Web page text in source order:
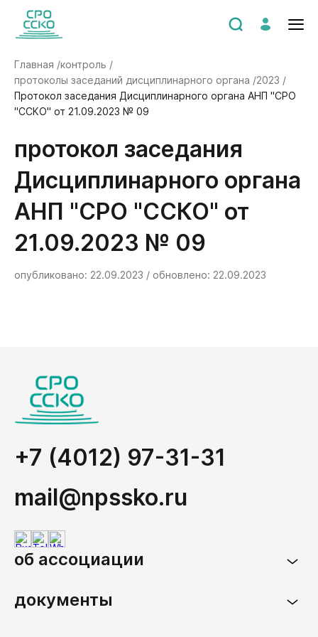
Главная /контроль /
протоколы заседаний дисциплинарного органа /2023 /
Протокол заседания Дисциплинарного органа АНП "СРО
"ССКО" от 21.09.2023 № 09
Протокол заседания
Дисциплинарного органа
АНП "СРО "ССКО" от
21.09.2023 № 09
опубликовано: 22.09.2023 / обновлено: 22.09.2023
+7 (4012) 97-31-31
mail@npssko.ru
об ассоциации
документы